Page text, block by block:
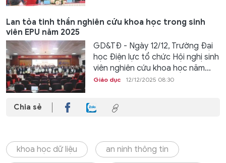
Lan tỏa tinh thần nghiên cứu khoa học trong sinh
viên EPU năm 2025
GD&TĐ - Ngày 12/12, Trường Đại
học Điện lực tổ chức Hội nghị sinh
viên nghiên cứu khoa học năm...
Giáo dục 12/12/2025 08:30
Chia sẻ
khoa học dữ liệu an ninh thông tin